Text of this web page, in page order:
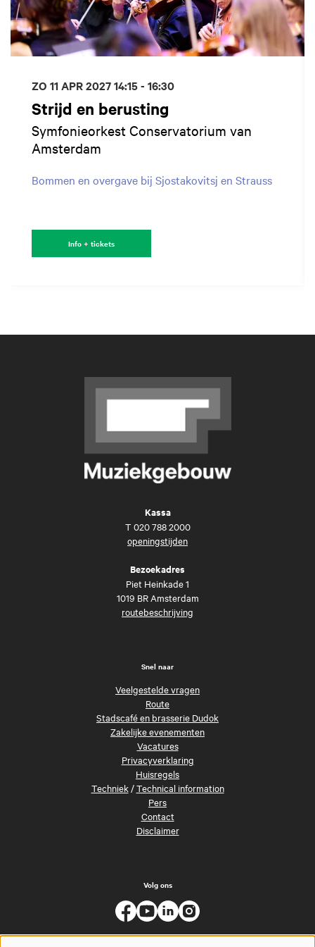
Strijd en berusting
Symfonieorkest Conservatorium van
Amsterdam
Bommen en overgave bij Sjostakovitsj en Strauss
ZO 11 APR 202714:15 - 16:30
Info + tickets
Kassa
T 020 788 2000
openingstijden
Bezoekadres
Piet Heinkade 1
1019 BR Amsterdam
routebeschrijving
Snel naar
Veelgestelde vragen
Route
Stadscafé en brasserie Dudok
Zakelijke evenementen
Vacatures
Privacyverklaring
Huisregels
Techniek/Technical information
Pers
Contact
Disclaimer
Volg ons